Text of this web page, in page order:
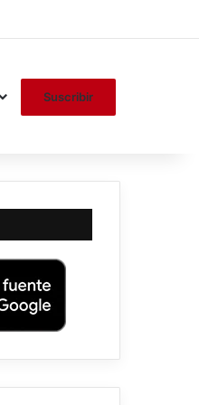
Suscribir